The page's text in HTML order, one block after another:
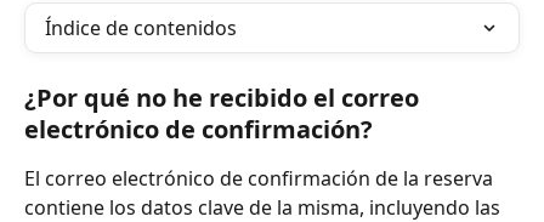
Índice de contenidos
¿Por qué no he recibido el correo
electrónico de confirmación?
El correo electrónico de confirmación de la reserva
contiene los datos clave de la misma, incluyendo las